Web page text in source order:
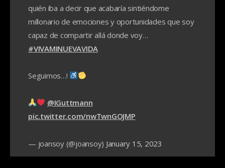
quién iba a decir que acabaría sintiéndome
millonario de emociones y oportunidades que soy
capaz de compartir allá donde voy…
#VIVAMINUEVAVIDA
Seguimos…!
@IGuttmann
pic.twitter.com/nwTwnGOJMP
— joansoy (@joansoy) January 15, 2023